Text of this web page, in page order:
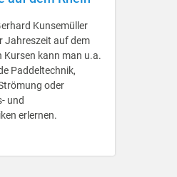
Kunsemüller
Jahreszeit auf dem
Kursen kann man u.a.
Paddeltechnik,
oder
und
erlernen.